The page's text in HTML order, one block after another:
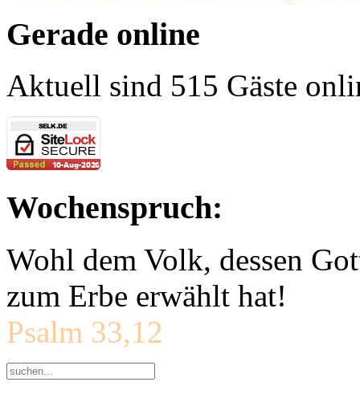
Gerade online
Aktuell sind 515 Gäste
Wochenspruch:
Wohl dem Volk, dessen
zum Erbe erwählt hat!
Psalm 33,12